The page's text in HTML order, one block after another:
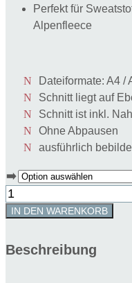
Perfekt für
Alpenfleece
Dateiformate: A4 /
Schnitt liegt auf
Schnitt ist inkl.
Ohne Abpausen
ausführlich
➡️
Schnittmuster
Jogginghose
Gr.
IN DEN WARENKORB
Beschreibung